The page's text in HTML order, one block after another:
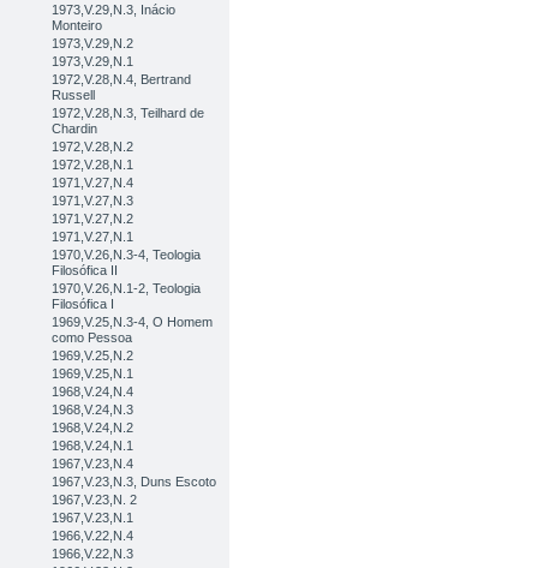
1973,V.29,N.3, Inácio
Monteiro
1973,V.29,N.2
1973,V.29,N.1
1972,V.28,N.4, Bertrand
Russell
1972,V.28,N.3, Teilhard de
Chardin
1972,V.28,N.2
1972,V.28,N.1
1971,V.27,N.4
1971,V.27,N.3
1971,V.27,N.2
1971,V.27,N.1
1970,V.26,N.3-4, Teologia
Filosófica II
1970,V.26,N.1-2, Teologia
Filosófica I
1969,V.25,N.3-4, O Homem
como Pessoa
1969,V.25,N.2
1969,V.25,N.1
1968,V.24,N.4
1968,V.24,N.3
1968,V.24,N.2
1968,V.24,N.1
1967,V.23,N.4
1967,V.23,N.3, Duns Escoto
1967,V.23,N. 2
1967,V.23,N.1
1966,V.22,N.4
1966,V.22,N.3